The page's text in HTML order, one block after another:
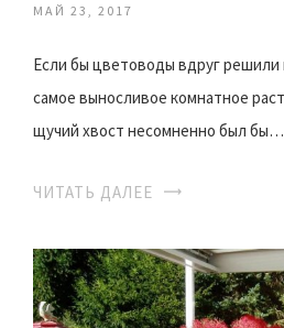
МАЙ 23, 2017
Если бы цветоводы вдруг решили
самое выносливое комнатное
щучий хвост несомненно был бы…
ЧИТАТЬ ДАЛЕЕ